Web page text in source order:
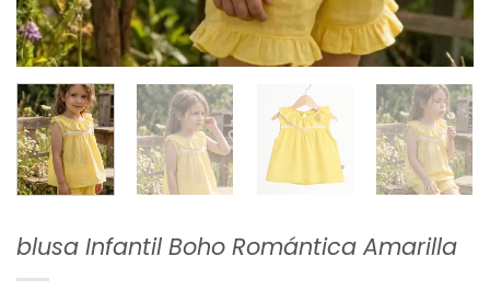
blusa Infantil Boho Romántica Amarilla